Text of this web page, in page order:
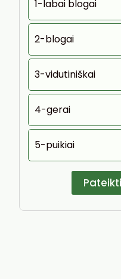
1-labai blogai
2-blogai
3-vidutiniškai
4-gerai
5-puikiai